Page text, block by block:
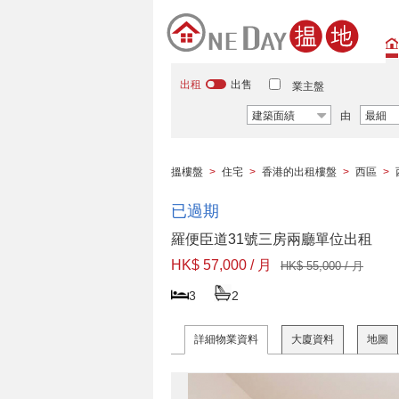
出租 出售 業主盤
建築面績 由 最細
搵樓盤 > 住宅 > 香港的出租樓盤 > 西區 >
已過期
羅便臣道31號三房兩廳單位出租
HK$ 57,000 / 月
HK$ 55,000 / 月
3 2
詳細物業資料 大廈資料 地圖